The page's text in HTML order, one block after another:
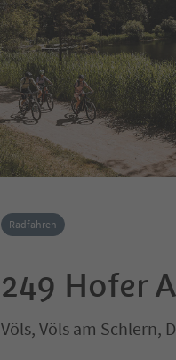
Radfahren
249 Hofer
Völs, Völs am Schlern,